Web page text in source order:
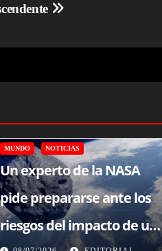
MUNDO NOTICIAS
Un experto de la NASA
pide prepararse ante los
riesgos del impacto de un